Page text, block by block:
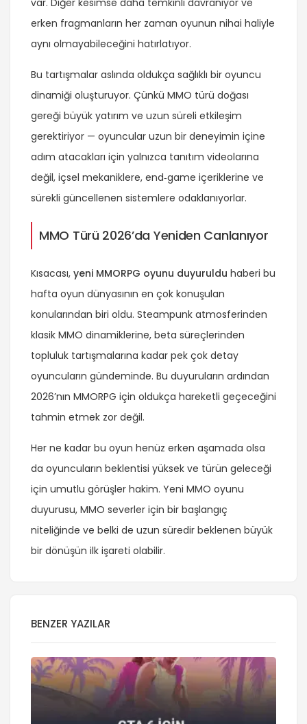
var. Diğer kesimse daha temkinli davranıyor ve
erken fragmanların her zaman oyunun nihai haliyle
aynı olmayabileceğini hatırlatıyor.
Bu tartışmalar aslında oldukça sağlıklı bir oyuncu
dinamiği oluşturuyor. Çünkü MMO türü doğası
gereği büyük yatırım ve uzun süreli etkileşim
gerektiriyor — oyuncular uzun bir deneyimin içine
adım atacakları için yalnızca tanıtım videolarına
değil, içsel mekaniklere, end‑game içeriklerine ve
sürekli güncellenen sistemlere odaklanıyorlar.
MMO Türü 2026’da Yeniden Canlanıyor
Kısacası, yeni MMORPG oyunu duyuruldu haberi bu
hafta oyun dünyasının en çok konuşulan
konularından biri oldu. Steampunk atmosferinden
klasik MMO dinamiklerine, beta süreçlerinden
topluluk tartışmalarına kadar pek çok detay
oyuncuların gündeminde. Bu duyuruların ardından
2026’nın MMORPG için oldukça hareketli geçeceğini
tahmin etmek zor değil.
Her ne kadar bu oyun henüz erken aşamada olsa
da oyuncuların beklentisi yüksek ve türün geleceği
için umutlu görüşler hakim. Yeni MMO oyunu
duyurusu, MMO severler için bir başlangıç
niteliğinde ve belki de uzun süredir beklenen büyük
bir dönüşün ilk işareti olabilir.
BENZER YAZILAR